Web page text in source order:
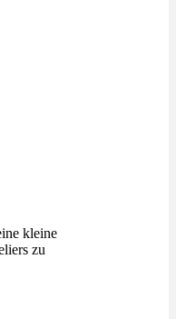
kleine
zu